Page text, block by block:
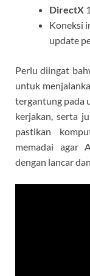
DirectX
Koneksi
update
Perlu diingat
untuk
tergantung pada
kerjakan, serta
pastikan
memadai agar
dengan lancar